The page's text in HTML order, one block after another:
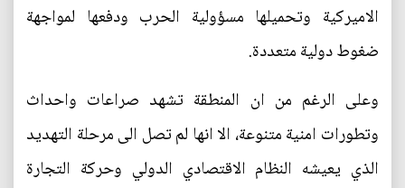
الاميركية وتحميلها مسؤولية الحرب ودفعها لمواجهة
ضغوط دولية متعددة.
وعلى الرغم من ان المنطقة تشهد صراعات واحداث
وتطورات امنية متنوعة، الا انها لم تصل الى مرحلة التهديد
الذي يعيشه النظام الاقتصادي الدولي وحركة التجارة